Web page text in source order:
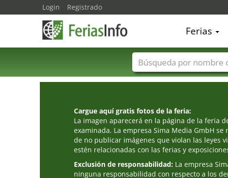
Cargue aquí gratis fotos de la feria:
La imagen aparecerá en la página de la feria
examinada. La empresa Sima Media GmbH se
de no publicar imágenes que violan las leyes
estén relacionadas con las ferias y
Exclusión de responsabilidad: La empresa
ninguna responsabilidad con respecto a los
Login Registrado
Ferias
Nombres de ferias